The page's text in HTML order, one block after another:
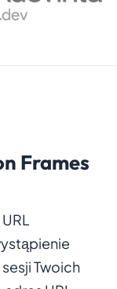
Frames
Twoich